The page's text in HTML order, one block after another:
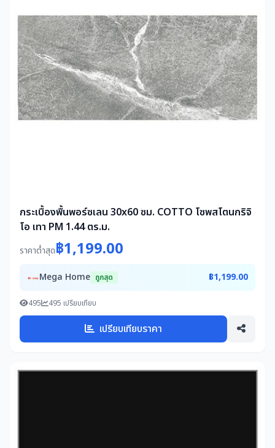
กระเบื้องพื้นพอร์ซเลน 30x60 ซม. COTTO โซพสโตนกริจิ
โอ เทา PM 1.44 ตร.ม.
ราคาต่ำสุด฿1,199.00
Mega Home ถูกสุด ฿1,199.00
495 495 เปรียบเทียบ
เปรียบเทียบราคา